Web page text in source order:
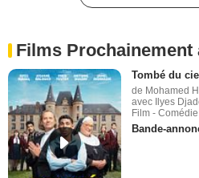
Films Prochainement
Tombé du ciel
de Mohamed
avec Ilyes
Film - Comédie
Bande-